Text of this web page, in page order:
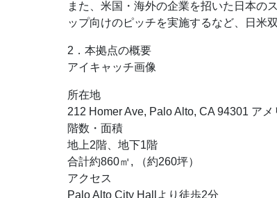
また、米国・海外の企業を招いた日本の
ップ向けのピッチを実施するなど、日米
2．本拠点の概要
アイキャッチ画像
所在地
212 Homer Ave, Palo Alto, CA 94301 アメ
階数・面積
地上2階、地下1階
合計約860㎡, （約260坪）
アクセス
Palo Alto City Hallより徒歩2分